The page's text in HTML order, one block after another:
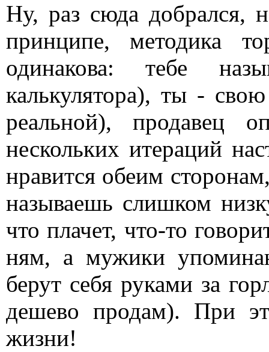
Ну, раз сюда добрался,
принципе, методика
одинакова: тебе
калькулятора), ты -
реальной), продавец
нескольких итераций
нравится обеим
называешь слишком
что плачет, что-то
ням, а мужики
берут себя руками за
дешево продам). При
жизни!